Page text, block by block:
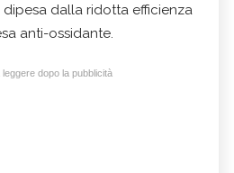
dalla ridotta efficienza
anti-ossidante.
dopo la pubblicità